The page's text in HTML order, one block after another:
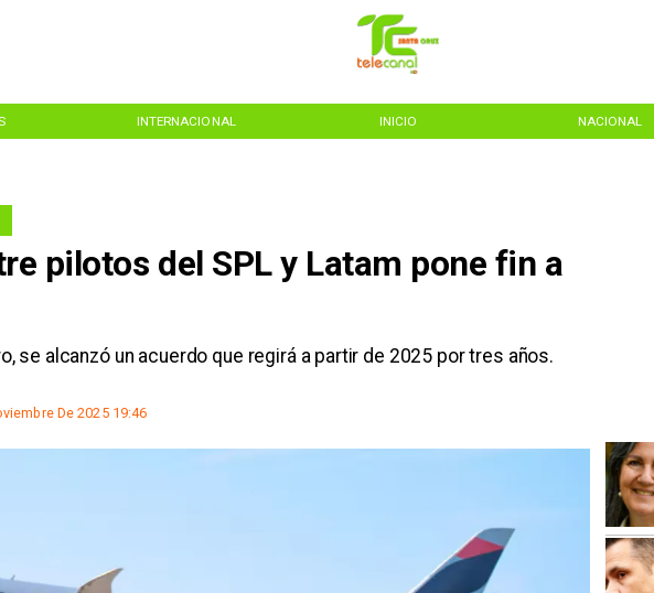
INTERNACIONAL INICIO NACIONAL
pilotos del SPL y Latam pone fin a
se alcanzó un acuerdo que regirá a partir de 2025 por tres años.
De 2025 19:46